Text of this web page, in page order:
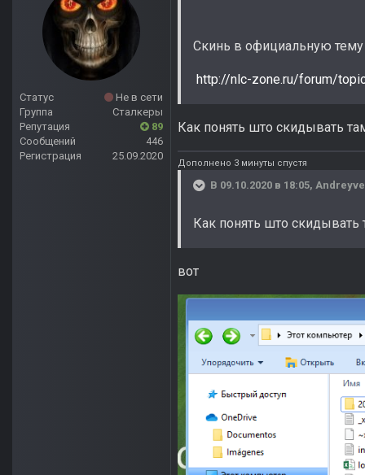
Статус
Не в сети
Группа
Сталкеры
Репутация
89
Сообщений
446
Регистрация
25.09.2020
Скинь в официальную
http://nlc-zone.ru/forum/
Как понять што скидывать
Дополнено 3 минуты спустя
В 09.10.2020 в 18:05,
Как понять што скидывать
вот